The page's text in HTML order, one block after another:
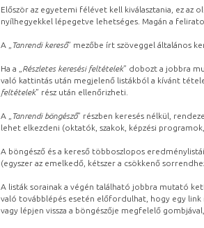
Először az egyetemi félévet kell kiválasztania, ez az
nyílhegyekkel lépegetve lehetséges. Magán a
A „ Tanrendi kereső” mezőbe írt szöveggel általános
Ha a „ Részletes keresési feltételek” dobozt a jobbra
való kattintás után megjelenő listákból a kívánt
feltételek” rész után ellenőrizheti.
A „ Tanrendi böngésző” részben keresés nélkül,
lehet elkezdeni (oktatók, szakok, képzési
A böngésző és a kereső többoszlopos
(egyszer az emelkedő, kétszer a csökkenő
A listák sorainak a végén található jobbra mutató
való továbblépés esetén előfordulhat, hogy egy link
vagy lépjen vissza a böngészője megfelelő